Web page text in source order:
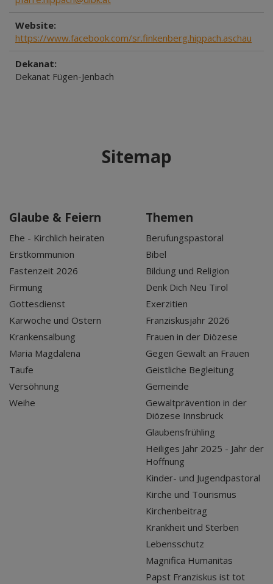
Website:
https://www.facebook.com/sr.finkenberg.hippach.aschau
Dekanat:
Dekanat Fügen-Jenbach
Sitemap
Glaube & Feiern
Ehe - Kirchlich heiraten
Erstkommunion
Fastenzeit 2026
Firmung
Gottesdienst
Karwoche und Ostern
Krankensalbung
Maria Magdalena
Taufe
Versöhnung
Weihe
Themen
Berufungspastoral
Bibel
Bildung und Religion
Denk Dich Neu Tirol
Exerzitien
Franziskusjahr 2026
Frauen in der Diözese
Gegen Gewalt an Frauen
Geistliche Begleitung
Gemeinde
Gewaltprävention in der
Diözese Innsbruck
Glaubensfrühling
Heiliges Jahr 2025 - Jahr der
Hoffnung
Kinder- und Jugendpastoral
Kirche und Tourismus
Kirchenbeitrag
Krankheit und Sterben
Lebensschutz
Magnifica Humanitas
Papst Franziskus ist tot